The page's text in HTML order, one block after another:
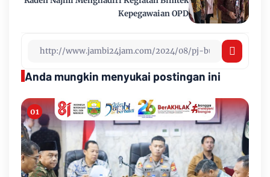
Kepegawaian OPD
Anda mungkin menyukai postingan ini